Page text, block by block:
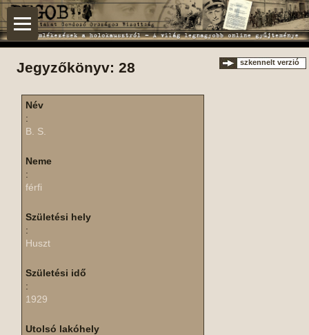
Jegyzőkönyv: 28 szkennelt verzió
Név
:
B. S.
Neme
:
férfi
Születési hely
:
Huszt
Születési idő
:
1929
Utolsó lakóhely